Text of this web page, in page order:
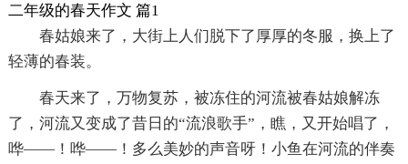
二年级的春天作文 篇1
春姑娘来了，大街上人们脱下了厚厚的冬服，换上了
轻薄的春装。
春天来了，万物复苏，被冻住的河流被春姑娘解冻
了，河流又变成了昔日的“流浪歌手”，瞧，又开始唱了，
哗——！哗——！多么美妙的声音呀！小鱼在河流的伴奏